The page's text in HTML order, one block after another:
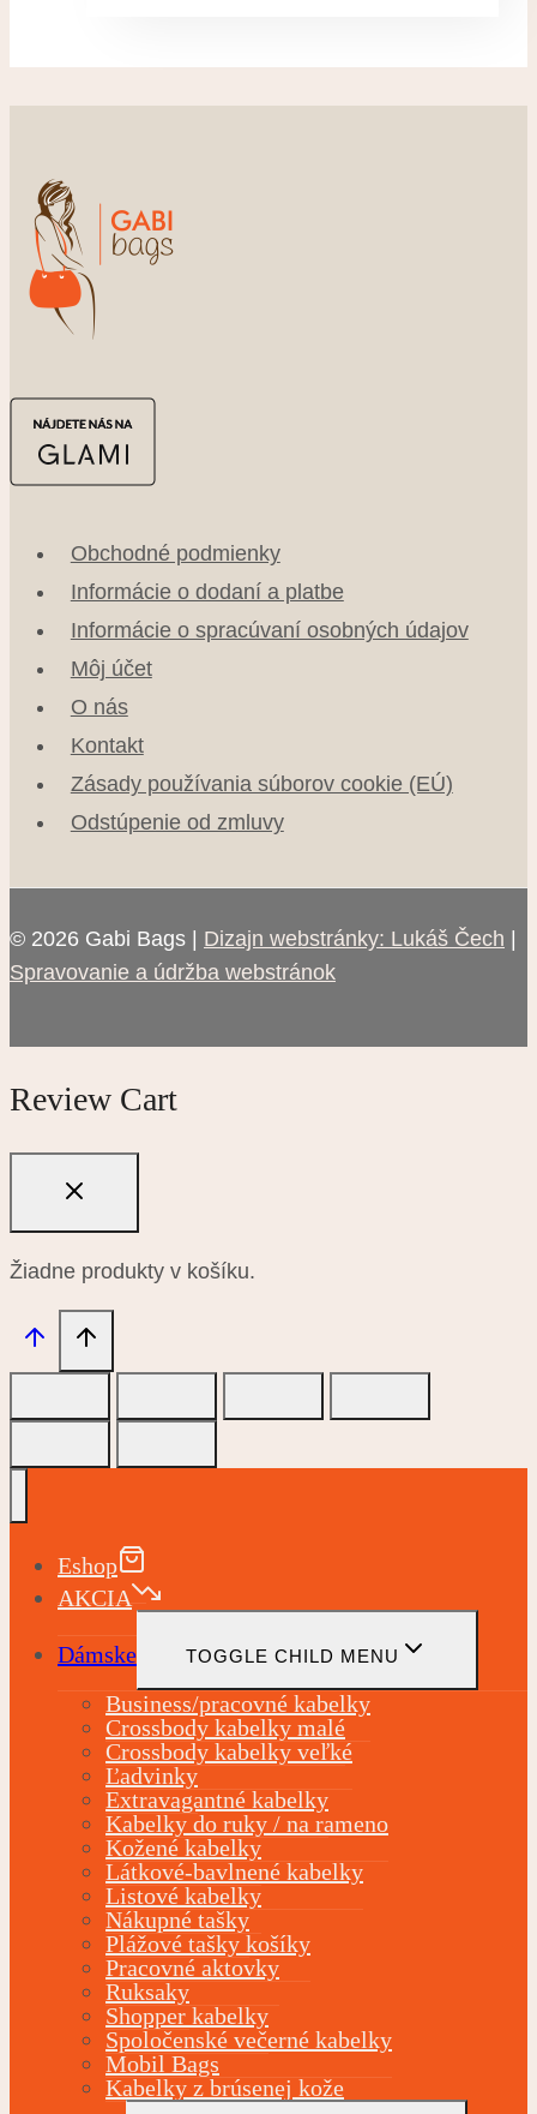
Obchodné podmienky
Informácie o dodaní a platbe
Informácie o spracúvaní osobných údajov
Môj účet
O nás
Kontakt
Zásady používania súborov cookie (EÚ)
Odstúpenie od zmluvy
© 2026 Gabi Bags | Dizajn webstránky: Lukáš Čech |
Spravovanie a údržba webstránok
Review Cart
Žiadne produkty v košíku.
Eshop
AKCIA
Dámske TOGGLE CHILD MENU
Business/pracovné kabelky
Crossbody kabelky malé
Crossbody kabelky veľké
Ľadvinky
Extravagantné kabelky
Kabelky do ruky / na rameno
Kožené kabelky
Látkové-bavlnené kabelky
Listové kabelky
Nákupné tašky
Plážové tašky košíky
Pracovné aktovky
Ruksaky
Shopper kabelky
Spoločenské večerné kabelky
Mobil Bags
Kabelky z brúsenej kože